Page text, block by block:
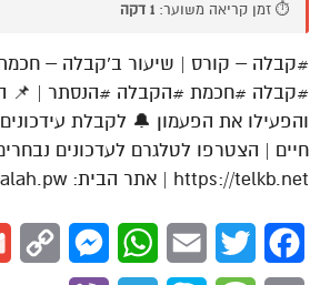
⏱️ זמן קריאה משוער: 1 דקה
#קבלה – קורס | שיעור ב’קבלה –
#קבלה #חכמת #הקבלה #הנסתר | 📌
והפעילו את הפעמון 🔔 לקבלת
חיים | הצטרפו לטלגרם לעדכונים נבחרים
https://telkb.net | אתר הבית: https://kabbalah.pw
Facebook
Twitter
Email
WhatsApp